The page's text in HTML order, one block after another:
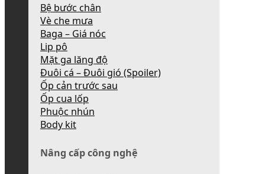
Bệ bước chân
Vè che mưa
Baga – Giá nóc
Lip pô
Mặt ga lăng độ
Đuôi cá – Đuôi gió (Spoiler)
Ốp cản trước sau
Ốp cua lốp
Phuộc nhún
Body kit
Nâng cấp công nghệ